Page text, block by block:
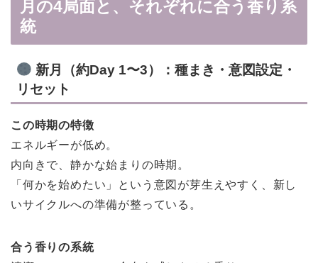
月の4局面と、それぞれに合う香り系
統
新月（約Day 1〜3）：種まき・意図設定・
リセット
この時期の特徴
エネルギーが低め。
内向きで、静かな始まりの時期。
「何かを始めたい」という意図が芽生えやすく、新し
いサイクルへの準備が整っている。
合う香りの系統